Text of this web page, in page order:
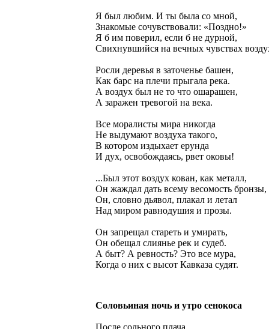
Я был любим. И ты была со мной,
Знакомые сочувствовали: «Поздно!»
Я б им поверил, если б не дурной,
Свихнувшийся на вечных чувствах
Росли деревья в заточенье башен,
Как барс на плечи прыгала река.
А воздух был не то что ошарашен,
А заражен тревогой на века.
Все моралисты мира никогда
Не выдумают воздуха такого,
В котором издыхает ерунда
И дух, освобождаясь, рвет оковы!
...Был этот воздух кован, как металл,
Он жаждал дать всему весомость бронзы,
Он, словно дьявол, плакал и летал
Над миром равнодушия и прозы.
Он запрещал стареть и умирать,
Он обещал слиянье рек и судеб.
А быт? А ревность? Это все мура,
Когда о них с высот Кавказа судят.
Соловьиная ночь и утро сенокоса
После сольного плача